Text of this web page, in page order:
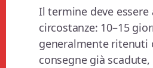
Il termine deve essere
circostanze: 10–15
generalmente ritenuti
consegne già scadute,